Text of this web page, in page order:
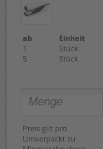
ab Einheit
1
Stück
5
Stück
Preis gilt pro
Umverpackt zu